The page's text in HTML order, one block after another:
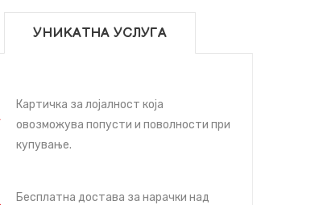
УНИКАТНА УСЛУГА
Картичка за лојалност која
овозможува попусти и поволности при
купување.
Бесплатна достава за нарачки над